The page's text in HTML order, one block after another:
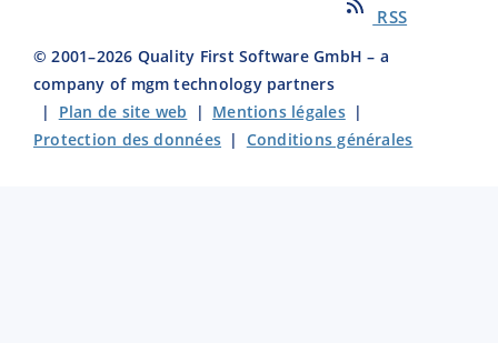
RSS
© 2001–2026 Quality First Software GmbH – a
company of mgm technology partners
| Plan de site web | Mentions légales|
Protection des données | Conditions générales